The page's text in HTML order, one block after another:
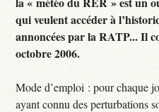
qui veulent accéder à
annoncées par la RATP... Il
octobre 2006.
Mode d’emploi : pour chaque
ayant connu des perturbations